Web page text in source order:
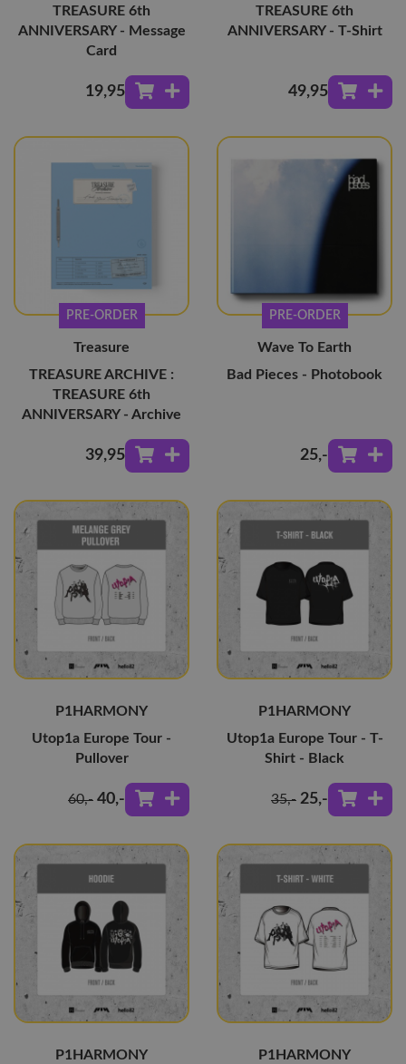
TREASURE 6th
ANNIVERSARY - Message
Card
19,95
TREASURE 6th
ANNIVERSARY - T-Shirt
49,95
PRE-ORDER
Treasure
TREASURE ARCHIVE :
TREASURE 6th
ANNIVERSARY - Archive
39,95
PRE-ORDER
Wave To Earth
Bad Pieces - Photobook
25,-
P1HARMONY
Utop1a Europe Tour -
Pullover
60,- 40,-
P1HARMONY
Utop1a Europe Tour - T-
Shirt - Black
35,- 25,-
P1HARMONY P1HARMONY